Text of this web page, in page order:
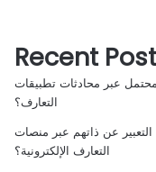
Recent
عبر محادثات تطبيقات
التعارف؟
عن ذاتهم عبر منصات
التعارف الإلكترونية؟